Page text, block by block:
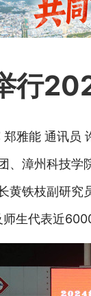
行
郑雅能 通讯
、漳州科技
黄铁枝副研
生代表近